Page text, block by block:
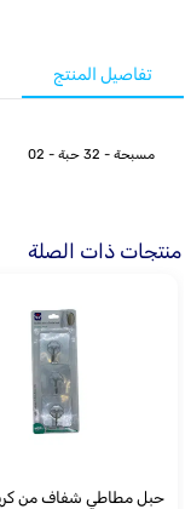
تفاصيل المنتج
مسبحة - 32 حبة - 02
منتجات ذات الصلة
حبل مطاطي شفاف من